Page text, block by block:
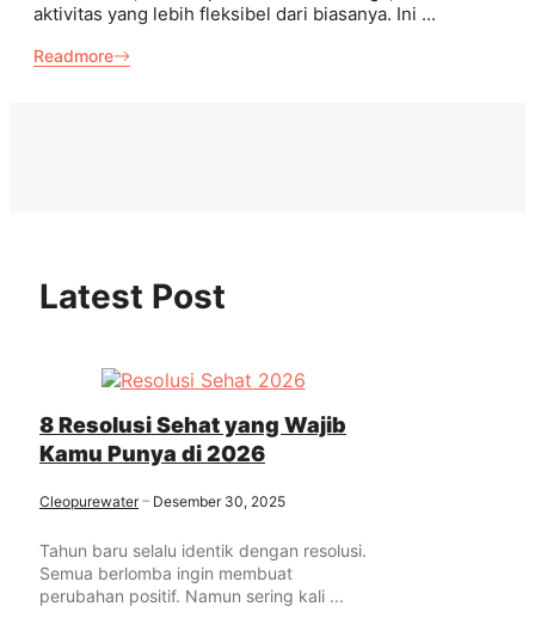
aktivitas yang lebih fleksibel dari biasanya. Ini ...
Readmore
Latest Post
8 Resolusi Sehat yang Wajib
Kamu Punya di 2026
Cleopurewater Desember 30, 2025
Tahun baru selalu identik dengan resolusi.
Semua berlomba ingin membuat
perubahan positif. Namun sering kali ...